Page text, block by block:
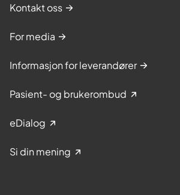
Kontakt oss
For media
Informasjon for leverandører
Pasient- og brukerombud
eDialog
Si din mening